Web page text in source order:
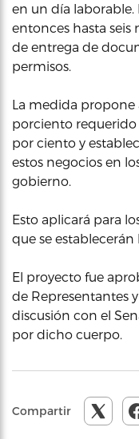
en un día laborable.
entonces hasta seis
de entrega de
permisos.
La medida propone
porciento requerido
por ciento y
estos negocios en
gobierno.
Esto aplicará para
que se
El proyecto fue
de Representantes
discusión con el
por dicho cuerpo.
Compartir